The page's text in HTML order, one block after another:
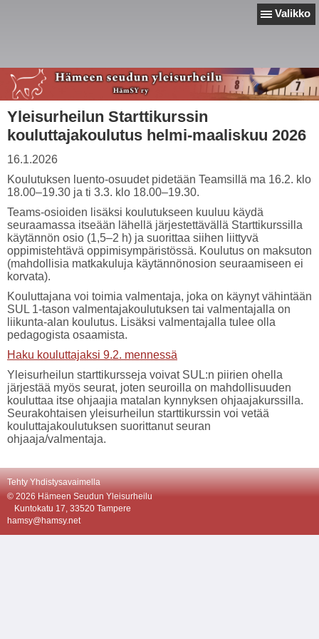
Valikko
Yleisurheilun Starttikurssin
kouluttajakoulutus helmi-maaliskuu 2026
16.1.2026
Koulutuksen luento-osuudet pidetään Teamsillä ma 16.2. klo
18.00–19.30 ja ti 3.3. klo 18.00–19.30.
Teams-osioiden lisäksi koulutukseen kuuluu käydä
seuraamassa itseään lähellä järjestettävällä Starttikurssilla
käytännön osio (1,5–2 h) ja suorittaa siihen liittyvä
oppimistehtävä oppimisympäristössä. Koulutus on maksuton
(mahdollisia matkakuluja käytännönosion seuraamiseen ei
korvata).
Kouluttajana voi toimia valmentaja, joka on käynyt vähintään
SUL 1-tason valmentajakoulutuksen tai valmentajalla on
liikunta-alan koulutus. Lisäksi valmentajalla tulee olla
pedagogista osaamista.
Haku kouluttajaksi 9.2. mennessä
Yleisurheilun starttikursseja voivat SUL:n piirien ohella
järjestää myös seurat, joten seuroilla on mahdollisuuden
kouluttaa itse ohjaajia matalan kynnyksen ohjaajakurssilla.
Seurakohtaisen yleisurheilun starttikurssin voi vetää
kouluttajakoulutuksen suorittanut seuran
ohjaaja/valmentaja.
Tehty Yhdistysavaimella
© 2026 Hämeen Seudun Yleisurheilu
Kuntokatu 17, 33520 Tampere
hamsy@hamsy.net